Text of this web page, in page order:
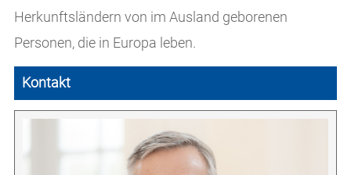
Herkunftsländern von im Ausland geborenen
Personen, die in Europa leben.
Kontakt